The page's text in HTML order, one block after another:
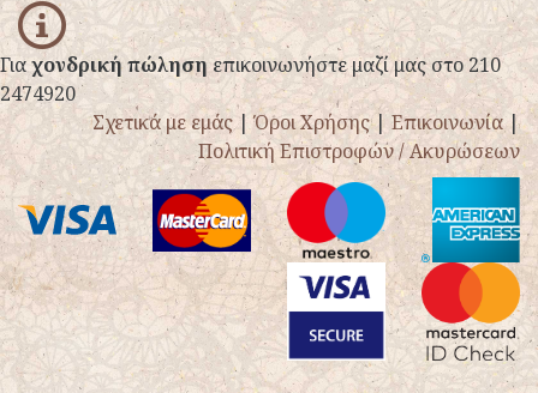
info
Γιαχονδρική πώλησηεπικοινωνήστε μαζί μας στο 210
2474920
Σχετικά με εμάς|Όροι Χρήσης|Επικοινωνία|
Πολιτική Επιστροφών / Ακυρώσεων